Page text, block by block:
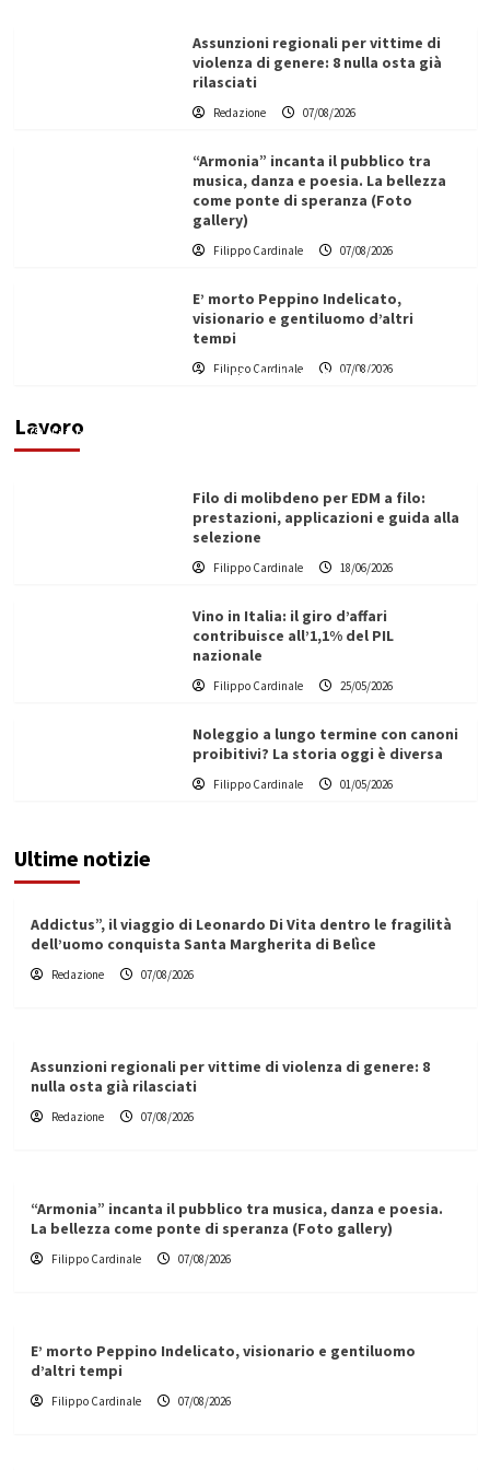
Assunzioni regionali per vittime di
violenza di genere: 8 nulla osta già
rilasciati
Redazione 07/08/2026
“Armonia” incanta il pubblico tra
musica, danza e poesia. La bellezza
come ponte di speranza (Foto
gallery)
Filippo Cardinale 07/08/2026
E’ morto Peppino Indelicato,
visionario e gentiluomo d’altri
tempi
Filippo Cardinale 07/08/2026
Lavoro
L’ingegnere saccense Buscarnera partner chiave
di un progetto transnazionale per la transizione
Filippo Cardinale
Filo di molibdeno per EDM a filo:
prestazioni, applicazioni e guida alla
selezione
Filippo Cardinale 18/06/2026
Vino in Italia: il giro d’affari
contribuisce all’1,1% del PIL
nazionale
Filippo Cardinale 25/05/2026
Noleggio a lungo termine con canoni
proibitivi? La storia oggi è diversa
Filippo Cardinale 01/05/2026
Ultime notizie
Addictus”, il viaggio di Leonardo Di Vita dentro le fragilità
dell’uomo conquista Santa Margherita di Belìce
Redazione 07/08/2026
Assunzioni regionali per vittime di violenza di genere: 8
nulla osta già rilasciati
Redazione 07/08/2026
“Armonia” incanta il pubblico tra musica, danza e poesia.
La bellezza come ponte di speranza (Foto gallery)
Filippo Cardinale 07/08/2026
E’ morto Peppino Indelicato, visionario e gentiluomo
d’altri tempi
Filippo Cardinale 07/08/2026